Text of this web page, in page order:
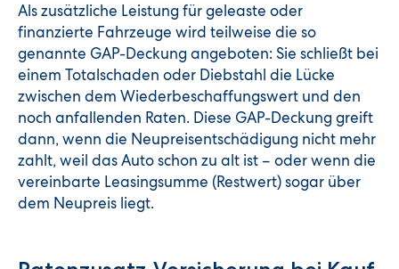
Als zusätzliche Leistung für geleaste oder
finanzierte Fahrzeuge wird teilweise die so
genannte GAP-Deckung angeboten: Sie schließt bei
einem Totalschaden oder Diebstahl die Lücke
zwischen dem Wiederbeschaffungswert und den
noch anfallenden Raten. Diese GAP-Deckung greift
dann, wenn die Neupreisentschädigung nicht mehr
zahlt, weil das Auto schon zu alt ist – oder wenn die
vereinbarte Leasingsumme (Restwert) sogar über
dem Neupreis liegt.